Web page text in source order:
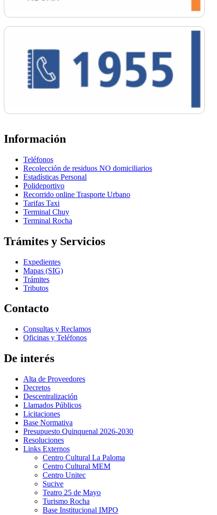
Información
Teléfonos
Recolección de residuos NO domiciliarios
Estadísticas Personal
Polideportivo
Recorrido online Trasporte Urbano
Tarifas Taxi
Terminal Chuy
Terminal Rocha
Trámites y Servicios
Expedientes
Mapas (SIG)
Trámites
Tributos
Contacto
Consultas y Reclamos
Oficinas y Teléfonos
De interés
Alta de Proveedores
Decretos
Descentralización
Llamados Públicos
Licitaciones
Base Normativa
Presupuesto Quinquenal 2026-2030
Resoluciones
Links Externos
Centro Cultural La Paloma
Centro Cultural MEM
Centro Unitec
Sucive
Teatro 25 de Mayo
Turismo Rocha
Base Institucional IMPO